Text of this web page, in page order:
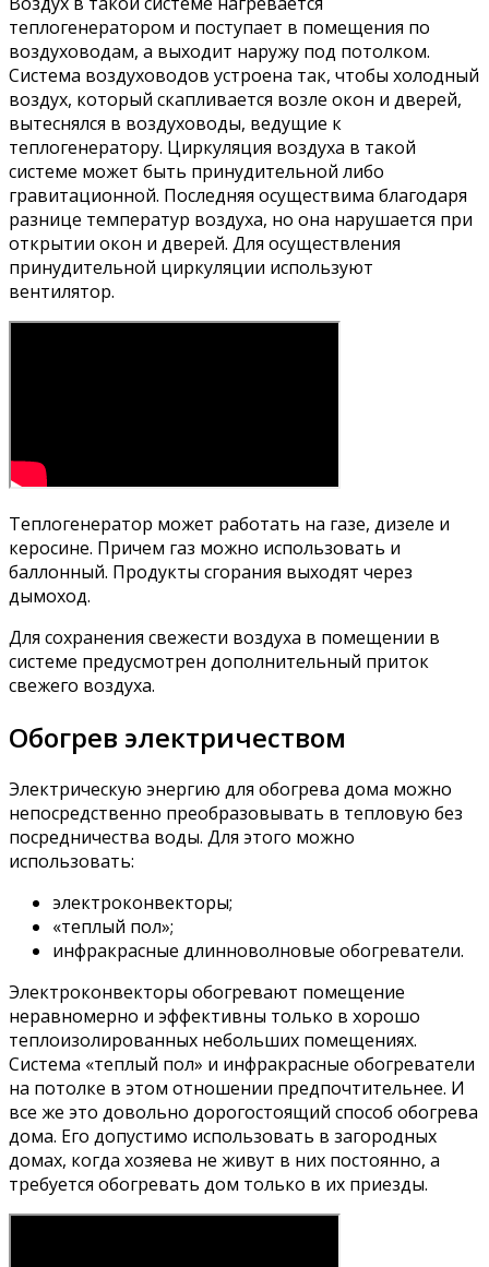
теплогенератором и поступает в помещения по
воздуховодам, а выходит наружу под потолком.
Система воздуховодов устроена так, чтобы холодный
воздух, который скапливается возле окон и дверей,
вытеснялся в воздуховоды, ведущие к
теплогенератору. Циркуляция воздуха в такой
системе может быть принудительной либо
гравитационной. Последняя осуществима благодаря
разнице температур воздуха, но она нарушается при
открытии окон и дверей. Для осуществления
принудительной циркуляции используют
вентилятор.
Теплогенератор может работать на газе, дизеле и
керосине. Причем газ можно использовать и
баллонный. Продукты сгорания выходят через
дымоход.
Для сохранения свежести воздуха в помещении в
системе предусмотрен дополнительный приток
свежего воздуха.
Обогрев электричеством
Электрическую энергию для обогрева дома можно
непосредственно преобразовывать в тепловую без
посредничества воды. Для этого можно
использовать:
электроконвекторы;
«теплый пол»;
инфракрасные длинноволновые обогреватели.
Электроконвекторы обогревают помещение
неравномерно и эффективны только в хорошо
теплоизолированных небольших помещениях.
Система «теплый пол» и инфракрасные обогреватели
на потолке в этом отношении предпочтительнее. И
все же это довольно дорогостоящий способ обогрева
дома. Его допустимо использовать в загородных
домах, когда хозяева не живут в них постоянно, а
требуется обогревать дом только в их приезды.